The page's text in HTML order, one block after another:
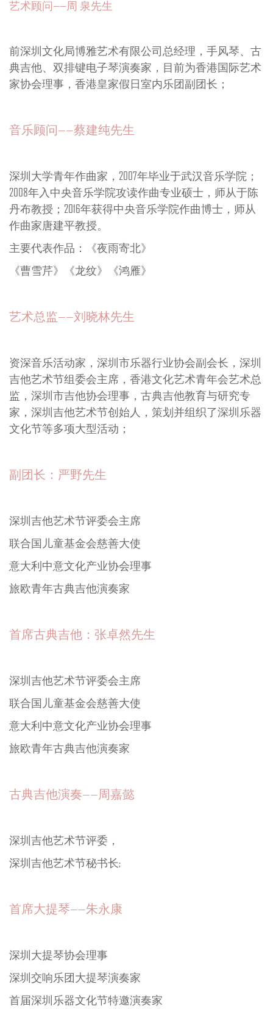
成员介绍
中国资深金融专家，深度音乐爱好者
艺术顾问——周 泉先生
前深圳文化局博雅艺术有限公司总经理，手风琴、古
典吉他、双排键电子琴演奏家，目前为香港国际艺术
家协会理事，香港皇家假日室内乐团副团长；
2008年入中央音乐学院攻读作曲专业硕士，师从于陈
丹布教授；2016年获得中央音乐学院作曲博士，师从
作曲家唐建平教授。
主要代表作品：《夜雨寄北》
《曹雪芹》《龙纹》《鸿雁》
艺术总监——刘晓林先生
资深音乐活动家，深圳市乐器行业协会副会长，深圳
吉他艺术节组委会主席，香港文化艺术青年会艺术总
监，深圳市吉他协会理事，古典吉他教育与研究专
文化节等多项大型活动；
副团长：严野先生
深圳吉他艺术节评委会主席
联合国儿童基金会慈善大使
意大利中意文化产业协会理事
旅欧青年古典吉他演奏家
首席古典吉他：张卓然先生
深圳吉他艺术节评委会主席
联合国儿童基金会慈善大使
旅欧青年古典吉他演奏家
古典吉他演奏——周嘉懿